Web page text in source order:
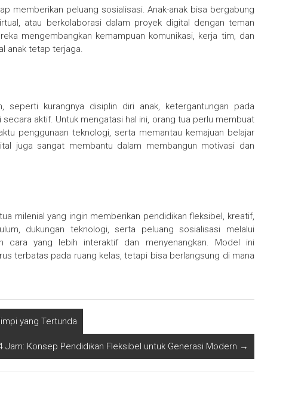
memberikan peluang sosialisasi. Anak-anak bisa bergabung
atau berkolaborasi dalam proyek digital dengan teman
mengembangkan kemampuan komunikasi, kerja tim, dan
anak tetap terjaga.
seperti kurangnya disiplin diri anak, ketergantungan pada
aktif. Untuk mengatasi hal ini, orang tua perlu membuat
penggunaan teknologi, serta memantau kemajuan belajar
juga sangat membantu dalam membangun motivasi dan
milenial yang ingin memberikan pendidikan fleksibel, kreatif,
dukungan teknologi, serta peluang sosialisasi melalui
cara yang lebih interaktif dan menyenangkan. Model ini
terbatas pada ruang kelas, tetapi bisa berlangsung di mana
yang Tertunda
Jam: Konsep Pendidikan Fleksibel untuk Generasi Modern →